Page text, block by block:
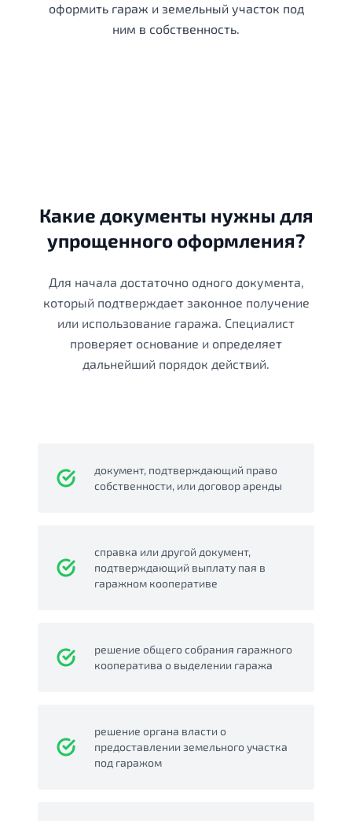
оформить гараж и земельный участок под
ним в собственность.
Какие документы нужны для
упрощенного оформления?
Для начала достаточно одного документа,
который подтверждает законное получение
или использование гаража. Специалист
проверяет основание и определяет
дальнейший порядок действий.
документ, подтверждающий право
собственности, или договор аренды
справка или другой документ,
подтверждающий выплату пая в
гаражном кооперативе
решение общего собрания гаражного
кооператива о выделении гаража
решение органа власти о
предоставлении земельного участка
под гаражом